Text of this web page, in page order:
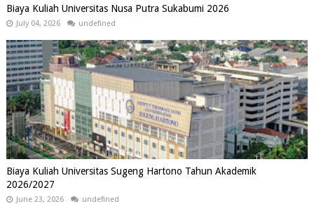
Biaya Kuliah Universitas Nusa Putra Sukabumi 2026
July 04, 2026 undefined
Biaya Kuliah Universitas Sugeng Hartono Tahun Akademik
2026/2027
June 23, 2026 undefined